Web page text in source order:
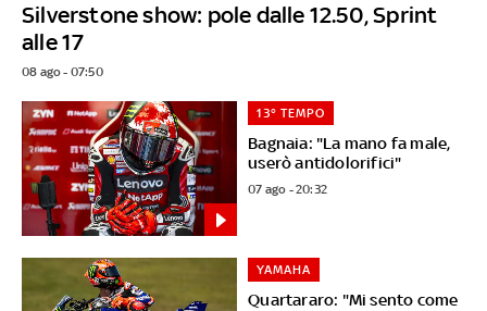
Silverstone show: pole dalle 12.50, Sprint
alle 17
08 ago - 07:50
Bagnaia: "La mano fa male,
userò antidolorifici"
13° TEMPO
07 ago - 20:32
Quartararo: "Mi sento come
YAMAHA